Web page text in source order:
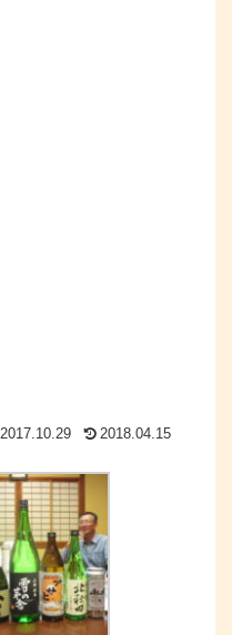
2017.10.29 2018.04.15